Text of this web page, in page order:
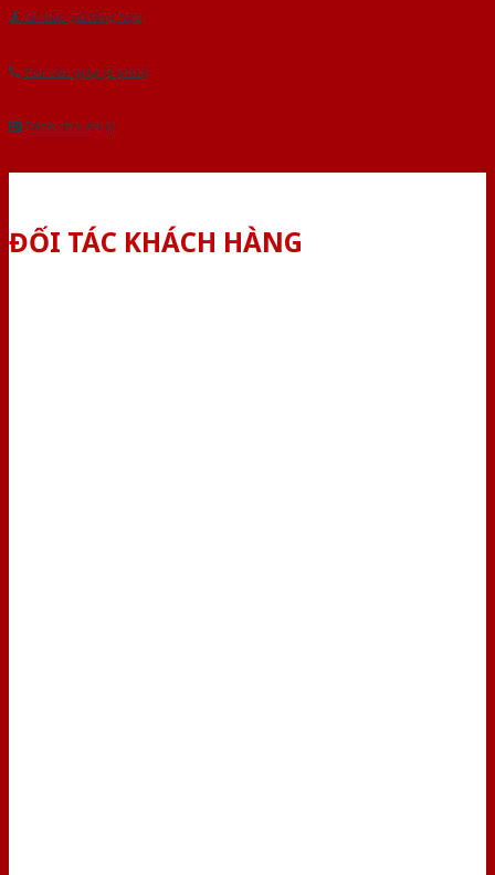
Tải báo giá tổng hợp
Yêu cầu gọi lại (3 phút)
Dành cho đại lý
ĐỐI TÁC KHÁCH HÀNG